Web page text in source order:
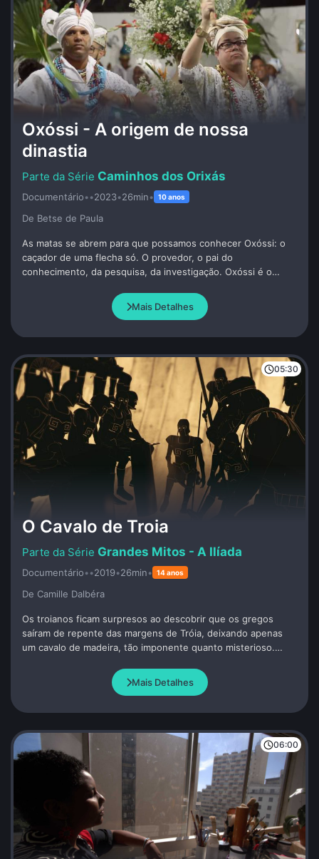
Oxóssi - A origem de nossa
dinastia
Caminhos dos Orixás
Documentário••2023•26min• 10 anos
De Betse de Paula
As matas se abrem para que possamos conhecer Oxóssi: o
caçador de uma flecha só. O provedor, o pai do
conhecimento, da pesquisa, da investigação. Oxóssi é o
para casa, alimento esse que provém de uma caçada de
esperança. Oxóssi é o trabalhador brasileiro que sai para
Mais Detalhes
05:30
O Cavalo de Troia
Grandes Mitos - A Ilíada
Documentário••2019•26min• 14 anos
De Camille Dalbéra
Os troianos ficam surpresos ao descobrir que os gregos
saíram de repente das margens de Tróia, deixando apenas
um cavalo de madeira, tão imponente quanto misterioso.
guerreiros gregos, incluindo Odisseu, que inventou essa
estratégia, permanecem calados e quietos.
Mais Detalhes
06:00